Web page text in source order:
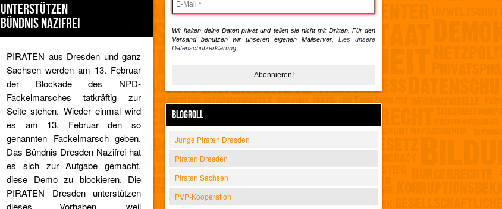
Wir halten deine Daten privat und teilen sie nicht mit Dritten. Für den
Versand benutzen wir unseren eigenen Mailserver. Lies unsere
Datenschutzerklärung.
BLOGROLL
Junge Piraten Dresden
Piraten Dresden
Piraten Sachsen
PVP-Kooperation
NTERSTÜTZEN B
ÜNDNIS NAZIFREI
PIRATEN aus Dresden und ganz
Sachsen werden am 13. Februar
der Blockade des NPD-
Fackelmarsches tatkräftig zur
Seite stehen. Wieder einmal wird
es am 13. Februar den so
genannten Fackelmarsch geben.
Das Bündnis Dresden Nazifrei hat
es sich zur Aufgabe gemacht,
diese Demo zu blockieren. Die
PIRATEN Dresden unterstützen
dieses Vorhaben, weil